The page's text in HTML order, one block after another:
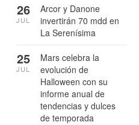
Arcor y Danone
invertirán 70 mdd en
La Serenísima
26
JUL
Mars celebra la
evolución de
Halloween con su
informe anual de
tendencias y dulces
de temporada
25
JUL